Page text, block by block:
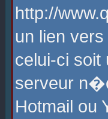
http://
un lien
celui-ci
serveur
Hotmail ou